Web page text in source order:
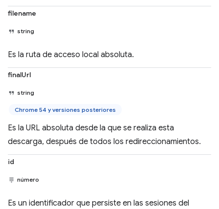
filename
string
Es la ruta de acceso local absoluta.
finalUrl
string
Chrome 54 y versiones posteriores
Es la URL absoluta desde la que se realiza esta
descarga, después de todos los redireccionamientos.
id
número
Es un identificador que persiste en las sesiones del